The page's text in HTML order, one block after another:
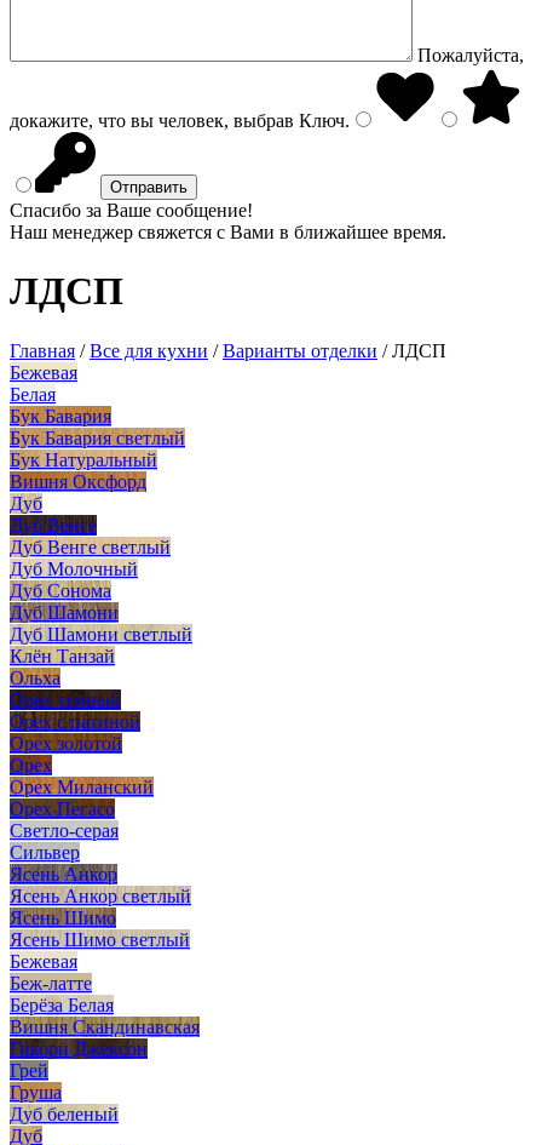
Пожалуйста,
докажите, что вы человек, выбрав Ключ.
Спасибо за Ваше сообщение!
Наш менеджер свяжется с Вами в ближайшее время.
ЛДСП
Главная /Все для кухни /Варианты отделки /ЛДСП
Бежевая
Белая
Бук Бавария
Бук Бавария светлый
Бук Натуральный
Вишня Оксфорд
Дуб
Дуб Венге
Дуб Венге светлый
Дуб Молочный
Дуб Сонома
Дуб Шамони
Дуб Шамони светлый
Клён Танзай
Ольха
Орех темный
Орех с патиной
Орех золотой
Орех
Орех Миланский
Орех Пегасо
Светло-серая
Сильвер
Ясень Анкор
Ясень Анкор светлый
Ясень Шимо
Ясень Шимо светлый
Бежевая
Беж-латте
Берёза Белая
Вишня Скандинавская
Гикори Джексон
Грей
Груша
Дуб беленый
Дуб